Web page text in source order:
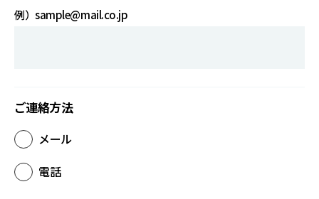
例）sample@mail.co.jp
ご連絡方法
メール
電話